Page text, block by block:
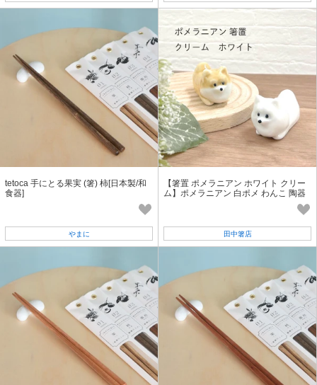
tetoca 手にとる果実 (箸) 柿[日本製/和
食器]
やまに
【箸置 ポメラニアン ホワイト クリー
ム】ポメラニアン 白ポメ わんこ 陶器
田中箸店